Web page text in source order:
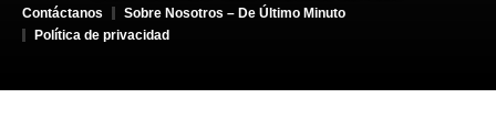
Contáctanos
Sobre Nosotros – De Último Minuto
Política de privacidad